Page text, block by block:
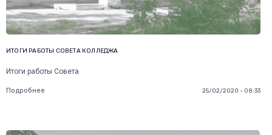
ИТОГИ РАБОТЫ СОВЕТА КОЛЛЕДЖА
Итоги работы Совета
Подробнее 25/02/2020 - 08:33